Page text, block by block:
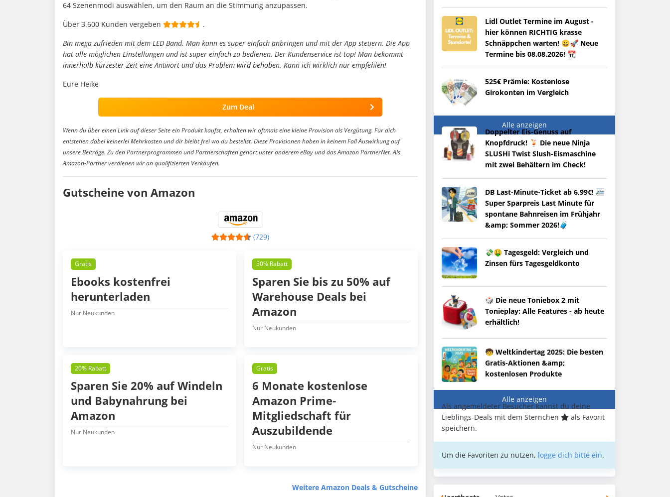
64 Szenenmodi auswählen, um den Raum an die Stimmung anzupassen.
Über 3.600 Kunden vergeben
.
Bin mega zufrieden mit dem LED Band. Man kann es super einfach anbringen und mit der App steuern. Die App
hat alle möglichen Einstellungen und ist super einfach zu bedienen. Der Kundenservice ist top! Man bekommt
innerhalb kürzester Zeit eine Antwort und das Problem wird behoben. Kann ich wirklich nur empfehlen!
Eure Heike
Zum Deal
Wenn du über einen Link auf dieser Seite ein Produkt kaufst, erhalten wir oftmals eine kleine Provision als Vergütung. Für dich
entstehen dabei keinerlei Mehrkosten und dir bleibt frei wo du bestellst. Diese Provisionen haben in keinem Fall Auswirkung auf
unsere Beiträge. Zu den Partnerprogrammen und Partnerschaften gehört unter anderem eBay und das Amazon PartnerNet. Als
Amazon-Partner verdienen wir an qualifizierten Verkäufen.
Gutscheine von Amazon
(729)
Gratis
Ebooks kostenfrei
herunterladen
Nur Neukunden
50% Rabatt
Sparen Sie bis zu 50% auf
Warehouse Deals bei
Amazon
Nur Neukunden
20% Rabatt
Sparen Sie 20% auf Windeln
und Babynahrung bei
Amazon
Nur Neukunden
Gratis
6 Monate kostenlose
Amazon Prime-
Mitgliedschaft für
Auszubildende
Nur Neukunden
Weitere Amazon Deals & Gutscheine
Lidl Outlet Termine im August -
hier können RICHTIG krasse
Schnäppchen warten! 😀🚀 Neue
Termine bis 08.08.2026! 📆
525€ Prämie: Kostenlose
Girokonten im Vergleich
Alle anzeigen
Doppelter Eis-Genuss auf
Knopfdruck! 🍹 Die neue Ninja
SLUSHi Twist Slush-Eismaschine
mit zwei Behältern im Check!
DB Last-Minute-Ticket ab 6,99€! 🚈
Super Sparpreis Last Minute für
spontane Bahnreisen im Frühjahr
&amp; Sommer 2026!🧳
💸🤑 Tagesgeld: Vergleich und
Zinsen fürs Tagesgeldkonto
🎲 Die neue Toniebox 2 mit
Tonieplay: Alle Features - ab heute
erhältlich!
🧒 Weltkindertag 2025: Die besten
Gratis-Aktionen &amp;
kostenlosen Produkte
Alle anzeigen
Als angemeldeter Besucher kannst du deine
Lieblings-Deals mit dem Sternchen
als Favorit
speichern.
Um die Favoriten zu nutzen, logge dich bitte ein.